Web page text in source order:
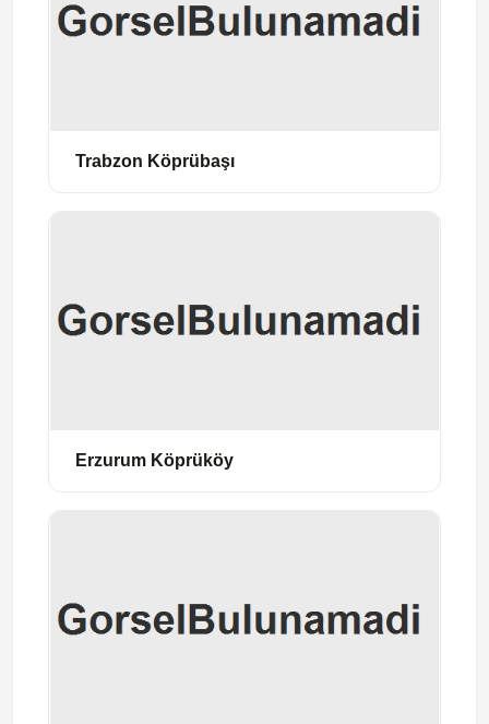
Trabzon Köprübaşı
Erzurum Köprüköy